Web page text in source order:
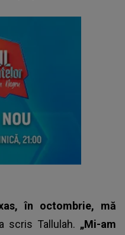
în octombrie, mă
a scris Tallulah. „Mi-am